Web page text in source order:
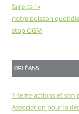
faire ça ! »
notre poisson
stop OGM
ORLÉANS
1-terre-actions et son
Association pour la